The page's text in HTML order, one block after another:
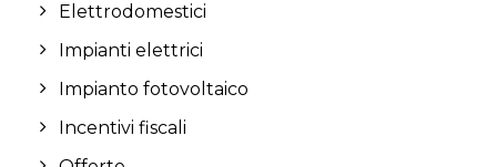
Elettrodomestici
Impianti elettrici
Impianto fotovoltaico
Incentivi fiscali